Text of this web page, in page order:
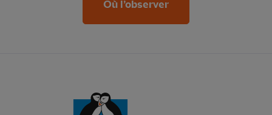
Où l’observer